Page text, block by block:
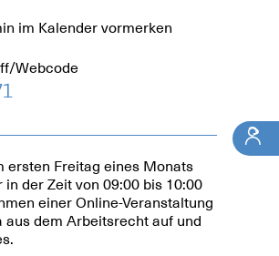
im Kalender vormerken
Webcode
ersten Freitag eines Monats
der Zeit von 09:00 bis 10:00
einer Online-Veranstaltung
aus dem Arbeitsrecht auf und